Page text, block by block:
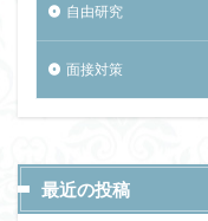
自由研究
面接対策
最近の投稿